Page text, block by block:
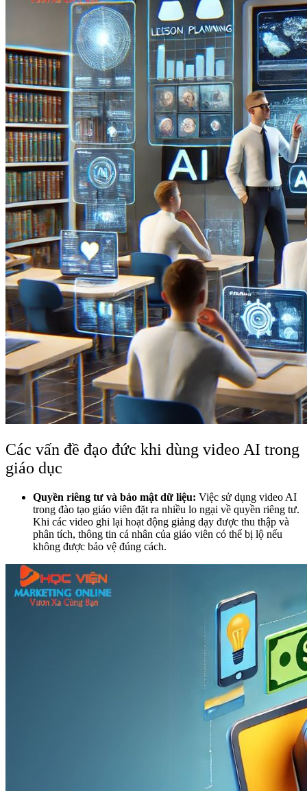
Các vấn đề đạo đức khi dùng video AI trong
giáo dục
Quyền riêng tư và bảo mật dữ liệu: Việc sử dụng video AI
trong đào tạo giáo viên đặt ra nhiều lo ngại về quyền riêng tư.
Khi các video ghi lại hoạt động giảng dạy được thu thập và
phân tích, thông tin cá nhân của giáo viên có thể bị lộ nếu
không được bảo vệ đúng cách.